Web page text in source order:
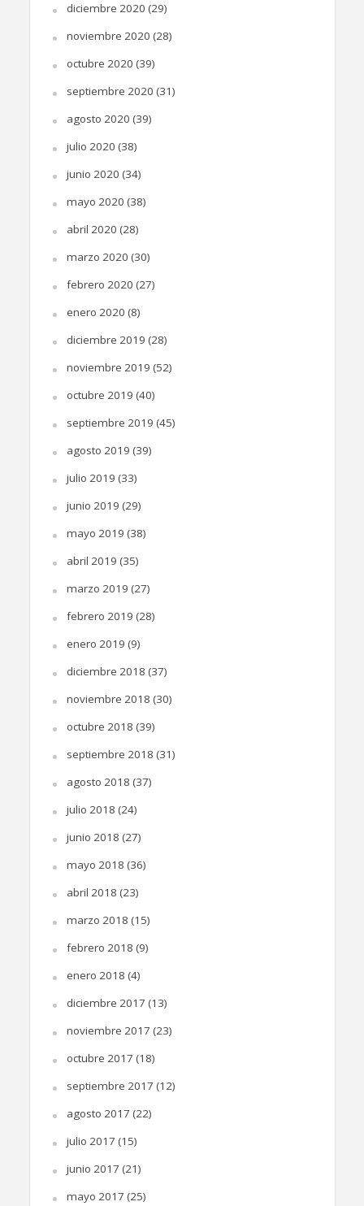
diciembre 2020 (29)
noviembre 2020 (28)
octubre 2020 (39)
septiembre 2020 (31)
agosto 2020 (39)
julio 2020 (38)
junio 2020 (34)
mayo 2020 (38)
abril 2020 (28)
marzo 2020 (30)
febrero 2020 (27)
enero 2020 (8)
diciembre 2019 (28)
noviembre 2019 (52)
octubre 2019 (40)
septiembre 2019 (45)
agosto 2019 (39)
julio 2019 (33)
junio 2019 (29)
mayo 2019 (38)
abril 2019 (35)
marzo 2019 (27)
febrero 2019 (28)
enero 2019 (9)
diciembre 2018 (37)
noviembre 2018 (30)
octubre 2018 (39)
septiembre 2018 (31)
agosto 2018 (37)
julio 2018 (24)
junio 2018 (27)
mayo 2018 (36)
abril 2018 (23)
marzo 2018 (15)
febrero 2018 (9)
enero 2018 (4)
diciembre 2017 (13)
noviembre 2017 (23)
octubre 2017 (18)
septiembre 2017 (12)
agosto 2017 (22)
julio 2017 (15)
junio 2017 (21)
mayo 2017 (25)